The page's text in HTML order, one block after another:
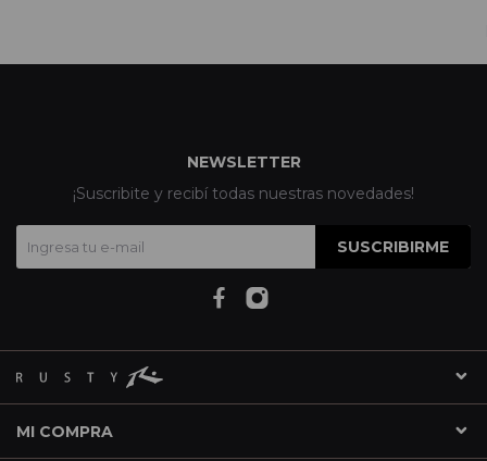
MI COMPRA
NEWSLETTER
¡Suscribite y recibí todas nuestras novedades!
SUSCRIBIRME